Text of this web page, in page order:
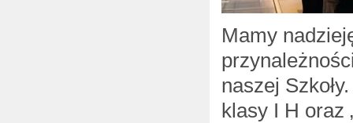
Mamy
naszej
klasy I H oraz